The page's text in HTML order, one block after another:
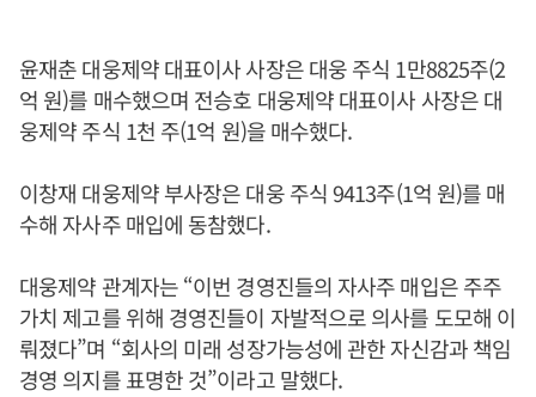
윤재춘 대웅제약 대표이사 사장은 대웅 주식 1만8825주(2
억 원)를 매수했으며 전승호 대웅제약 대표이사 사장은 대
웅제약 주식 1천 주(1억 원)을 매수했다.
이창재 대웅제약 부사장은 대웅 주식 9413주(1억 원)를 매
수해 자사주 매입에 동참했다.
대웅제약 관계자는 “이번 경영진들의 자사주 매입은 주주
가치 제고를 위해 경영진들이 자발적으로 의사를 도모해 이
뤄졌다”며 “회사의 미래 성장가능성에 관한 자신감과 책임
경영 의지를 표명한 것”이라고 말했다.